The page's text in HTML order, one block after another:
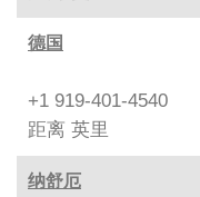
德国
+1 919-401-4540
距离 英里
纳舒厄